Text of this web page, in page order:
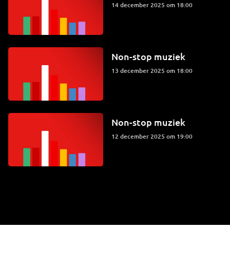
14 december 2025 om 18:00
Non-stop muziek
13 december 2025 om 18:00
Non-stop muziek
12 december 2025 om 19:00